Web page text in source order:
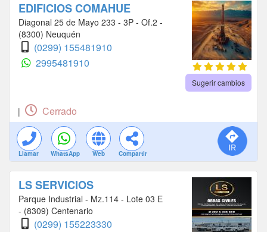
EDIFICIOS COMAHUE
Diagonal 25 de Mayo 233 - 3P - Of.2 -
(8300) Neuquén
(0299) 155481910
2995481910
Sugerir cambios
| Cerrado
Llamar WhatsApp Web Compartir
LS SERVICIOS
Parque Industrial - Mz.114 - Lote 03 E
- (8309) Centenario
(0299) 155223330